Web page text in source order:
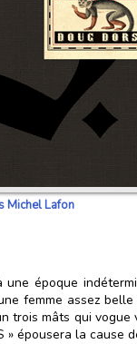
Michel Lafon
époque
femme assez
trois mâts qui
» épousera la cause